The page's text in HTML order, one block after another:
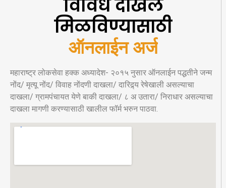
विविध दाखले
मिळविण्यासाठी
ऑनलाईन अर्ज
महाराष्ट्र लोकसेवा हक्क अध्यादेश- २०१५ नुसार ऑनलाईन पद्धतीने जन्म
नोंद/ मृत्यू नोंद/ विवाह नोंदणी दाखला/ दारिद्र्य रेषेखाली असल्याचा
दाखला/ ग्रामपंचायत येणे बाकी दाखला/ ८ अ उतारा/ निराधार असल्याचा
दाखला मागणी करण्यासाठी खालील फॉर्म भरुन पाठवा.